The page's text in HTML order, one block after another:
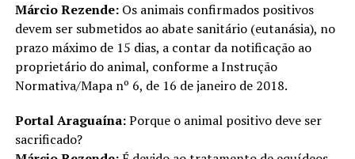
Márcio Rezende:Os animais confirmados positivos
devem ser submetidos ao abate sanitário (eutanásia), no
prazo máximo de 15 dias, a contar da notificação ao
proprietário do animal, conforme a Instrução
Normativa/Mapa nº 6, de 16 de janeiro de 2018.
Portal Araguaína:Porque o animal positivo deve ser
sacrificado?